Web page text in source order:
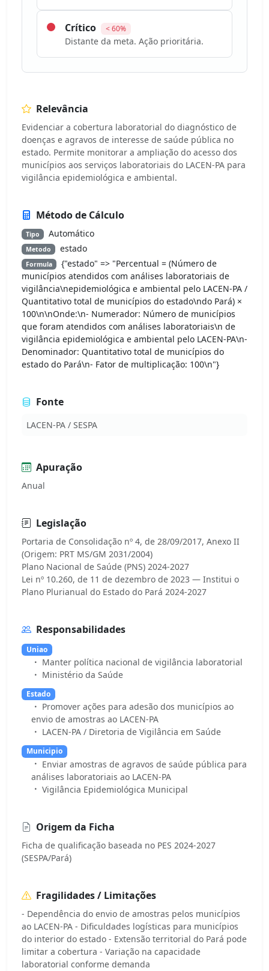
Crítico < 60%
Distante da meta. Ação prioritária.
Relevância
Evidenciar a cobertura laboratorial do diagnóstico de
doenças e agravos de interesse de saúde pública no
estado. Permite monitorar a ampliação do acesso dos
municípios aos serviços laboratoriais do LACEN-PA para
vigilância epidemiológica e ambiental.
Método de Cálculo
Tipo Automático
Metodo estado
Formula
{"estado" => "Percentual = (Número de
municípios atendidos com análises laboratoriais de
vigilância\nepidemiológica e ambiental pelo LACEN-PA /
Quantitativo total de municípios do estado\ndo Pará) ×
100\n\nOnde:\n- Numerador: Número de municípios
que foram atendidos com análises laboratoriais\n de
vigilância epidemiológica e ambiental pelo LACEN-PA\n-
Denominador: Quantitativo total de municípios do
estado do Pará\n- Fator de multiplicação: 100\n"}
Fonte
LACEN-PA / SESPA
Apuração
Anual
Legislação
Portaria de Consolidação nº 4, de 28/09/2017, Anexo II
(Origem: PRT MS/GM 2031/2004)
Plano Nacional de Saúde (PNS) 2024-2027
Lei nº 10.260, de 11 de dezembro de 2023 — Institui o
Responsabilidades
Uniao
Manter política nacional de vigilância laboratorial
Ministério da Saúde
Estado
Promover ações para adesão dos municípios ao
envio de amostras ao LACEN-PA
LACEN-PA / Diretoria de Vigilância em Saúde
Municipio
Enviar amostras de agravos de saúde pública para
análises laboratoriais ao LACEN-PA
Vigilância Epidemiológica Municipal
Origem da Ficha
Ficha de qualificação baseada no PES 2024-2027
(SESPA/Pará)
Fragilidades / Limitações
- Dependência do envio de amostras pelos municípios
ao LACEN-PA - Dificuldades logísticas para municípios
do interior do estado - Extensão territorial do Pará pode
limitar a cobertura - Variação na capacidade
laboratorial conforme demanda